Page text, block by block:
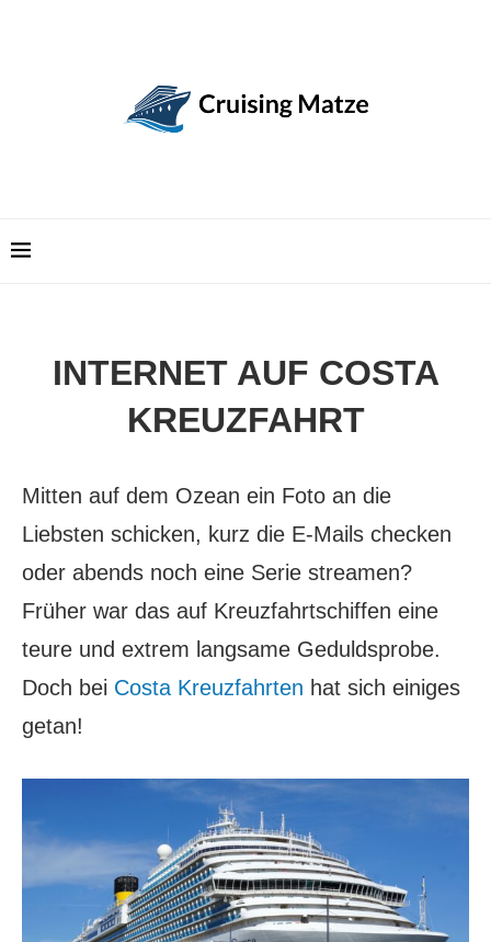
INTERNET AUF COSTA
KREUZFAHRT
Mitten auf dem Ozean ein Foto an die
Liebsten schicken, kurz die E-Mails checken
oder abends noch eine Serie streamen?
Früher war das auf Kreuzfahrtschiffen eine
teure und extrem langsame Geduldsprobe.
Doch bei Costa Kreuzfahrten hat sich einiges
getan!